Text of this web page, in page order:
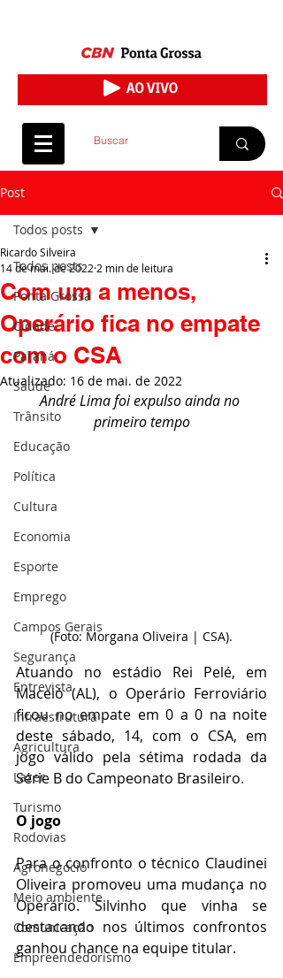
Post
Todos posts
Ponta Grossa
Cidade
Paraná
Saúde
Trânsito
Educação
Política
Cultura
Economia
Esporte
Emprego
Campos Gerais
Segurança
Entrevista
Infraestrutura
Agricultura
Lazer
Turismo
Rodovias
Agronegócio
Meio ambiente
Comunicação
Empreendedorismo
Todos posts
Com um a menos,
Operário fica no empate
com o CSA
Ricardo Silveira
14 de mai. de 2022 2 min de leitura
Atualizado: 16 de mai. de 2022
André Lima foi expulso ainda no
primeiro tempo
(Foto: Morgana Oliveira | CSA).
Atuando no estádio Rei Pelé, em
Maceió (AL), o Operário Ferroviário
ficou no empate em 0 a 0 na noite
deste sábado, 14, com o CSA, em
jogo válido pela sétima rodada da
Série B do Campeonato Brasileiro.
O jogo
Para o confronto o técnico Claudinei
Oliveira promoveu uma mudança no
Operário. Silvinho que vinha se
destacando nos últimos confrontos
ganhou chance na equipe titular.